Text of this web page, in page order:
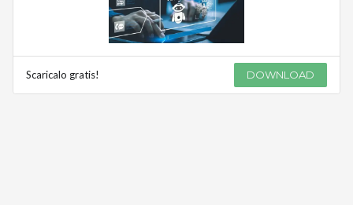
Scaricalo gratis! DOWNLOAD